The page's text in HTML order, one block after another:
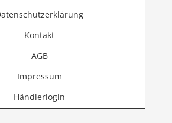
Kontakt
AGB
Impressum
Händlerlogin